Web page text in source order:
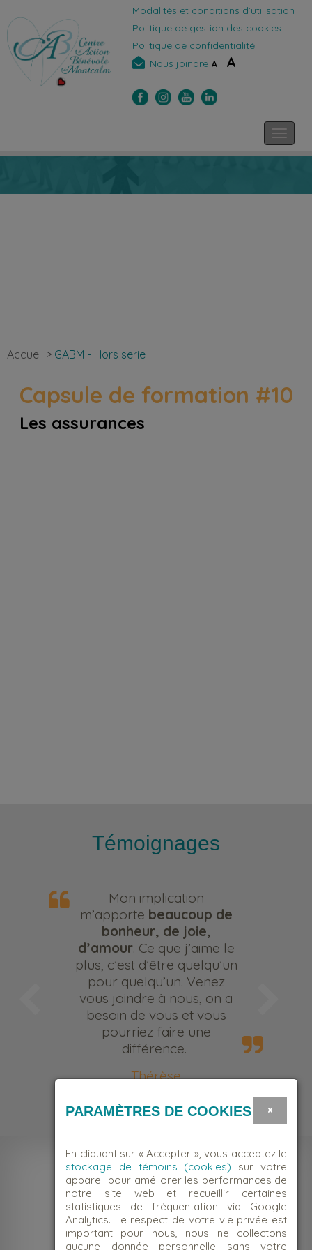
Modalités et conditions d’utilisation
Politique de gestion des cookies
Politique de confidentialité
Nous joindre A A
Accueil > GABM - Hors serie
Capsule de formation #10
Les assurances
Témoignages
Mon implication
m’apporte beaucoup de
bonheur, de joie,
d’amour. Ce que j’aime le
plus, c’est d’être quelqu’un
pour quelqu’un. Venez
vous joindre à nous, on a
besoin de vous et vous
pourriez faire une
différence.
Thérèse
×
PARAMÈTRES DE COOKIES
En cliquant sur « Accepter », vous acceptez le
stockage de témoins (cookies) sur votre
appareil pour améliorer les performances de
notre site web et recueillir certaines
statistiques de fréquentation via Google
Analytics. Le respect de votre vie privée est
important pour nous, nous ne collectons
aucune donnée personnelle sans votre